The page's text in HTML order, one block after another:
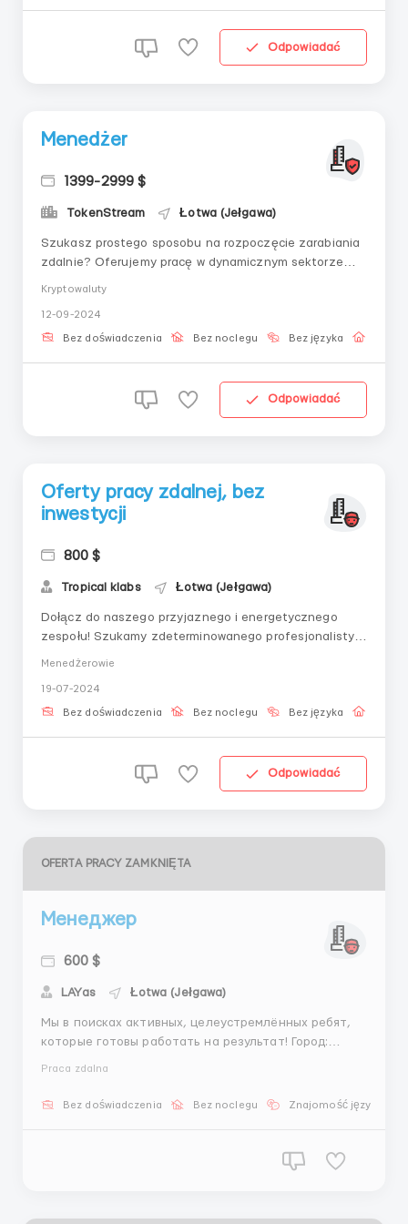
Odpowiadać
Menedżer
1399-2999 $
TokenStream Łotwa (Jełgawa)
Szukasz prostego sposobu na rozpoczęcie zarabiania
zdalnie? Oferujemy pracę w dynamicznym sektorze
Dochód od 25 do 100 dolarów dziennie: Pracuj według
własnego harmonogramu, wybierając dogodny czas na
Kryptowaluty
12-09-2024
Bez doświadczenia Bez noclegu Bez języka
Odpowiadać
Oferty pracy zdalnej, bez
inwestycji
800 $
Tropical klabs Łotwa (Jełgawa)
Dołącz do naszego przyjaznego i energetycznego
zespołu! Szukamy zdeterminowanego profesjonalisty!
różne kanały komunikacyjne 2. Szybkie rozwiązywanie
zapytań i problemów klientów w celu całkowitego
Menedżerowie
19-07-2024
Bez doświadczenia Bez noclegu Bez języka
Odpowiadać
OFERTA PRACY ZAMKNIĘTA
Менеджер
600 $
LAYas Łotwa (Jełgawa)
Мы в поисках активных, целеустремлённых ребят,
которые готовы работать на результат! Город:
-Отработка писем в течении дня, ответы на
Praca zdalna
Bez doświadczenia Bez noclegu Znajomość języka